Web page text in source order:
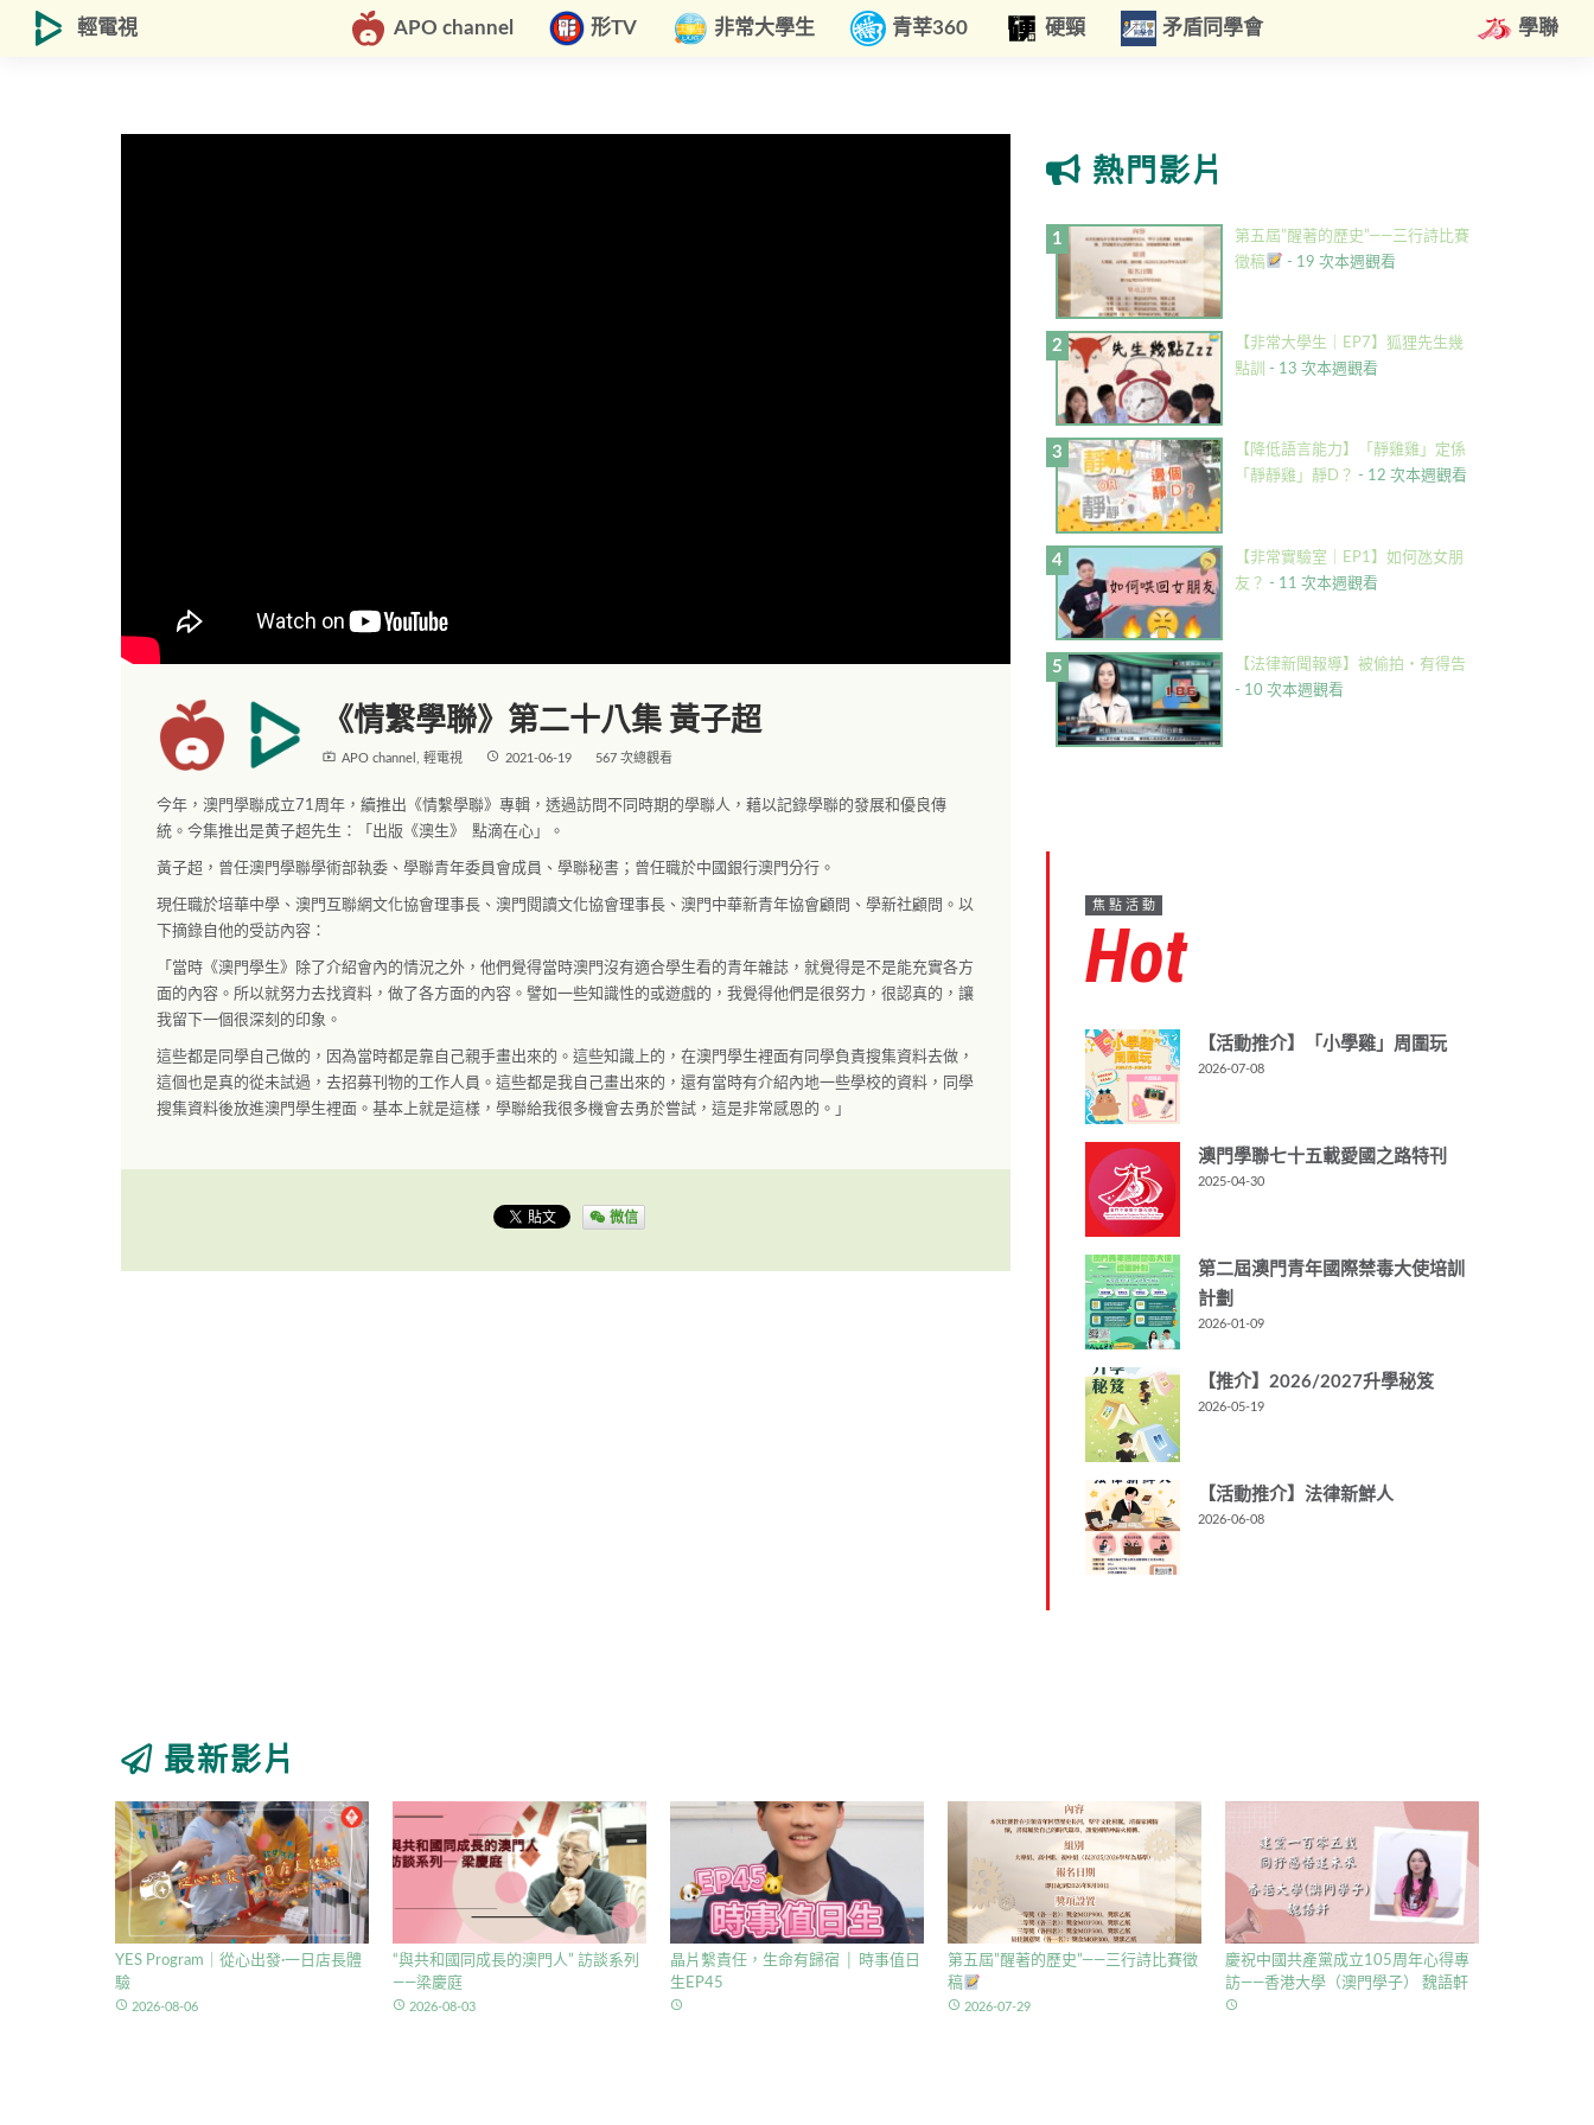
輕電視 APO channel 形TV 非常大學生 青莘360 硬頸 矛盾同學會 學聯
《情繫學聯》第二十八集 黃子超
live_tv APO channel 輕電視 access_time 2021-06-19 567 次總觀看
今年，澳門學聯成立71周年，續推出《情繫學聯》專輯，透過訪問不同時期的學聯人，藉以記錄學聯的發展和優良傳
統。今集推出是黄子超先生：「出版《澳生》 點滴在心」。
黃子超，曾任澳門學聯學術部執委、學聯青年委員會成員、學聯秘書；曾任職於中國銀行澳門分行。
現任職於培華中學、澳門互聯網文化協會理事長、澳門閱讀文化協會理事長、澳門中華新青年協會顧問、學新社顧問。以
下摘錄自他的受訪內容：
「當時《澳門學生》除了介紹會內的情況之外，他們覺得當時澳門沒有適合學生看的青年雜誌，就覺得是不是能充實各方
面的內容。所以就努力去找資料，做了各方面的內容。譬如一些知識性的或遊戲的，我覺得他們是很努力，很認真的，讓
我留下一個很深刻的印象。
這些都是同學自己做的，因為當時都是靠自己親手畫出來的。這些知識上的，在澳門學生裡面有同學負責搜集資料去做，
這個也是真的從未試過，去招募刊物的工作人員。這些都是我自己畫出來的，還有當時有介紹內地一些學校的資料，同學
搜集資料後放進澳門學生裡面。基本上就是這樣，學聯給我很多機會去勇於嘗試，這是非常感恩的。」
微信
熱門影片
第五屆”醒著的歷史”——三行詩比賽
徵稿
- 19 次本週觀看
【非常大學生｜EP7】狐狸先生幾
點訓 - 13 次本週觀看
【降低語言能力】「靜雞雞」定係
「靜靜雞」靜D？ - 12 次本週觀看
【非常實驗室｜EP1】如何氹女朋
友？ - 11 次本週觀看
【法律新聞報導】被偷拍・有得告
- 10 次本週觀看
焦點活動
Hot
【活動推介】「小學雞」周圍玩
2026-07-08
澳門學聯七十五載愛國之路特刊
2025-04-30
第二屆澳門青年國際禁毒大使培訓
計劃
2026-01-09
【推介】2026/2027升學秘笈
2026-05-19
【活動推介】法律新鮮人
2026-06-08
最新影片
YES Program｜從心出發·一日店長體
驗
access_time 2026-08-06
“與共和國同成長的澳門人” 訪談系列
——梁慶庭
access_time 2026-08-03
晶片繫責任，生命有歸宿 │ 時事值日
生EP45
access_time
第五屆”醒著的歷史”——三行詩比賽徵
稿
access_time 2026-07-29
慶祝中國共產黨成立105周年心得專
訪——香港大學（澳門學子） 魏語軒
access_time